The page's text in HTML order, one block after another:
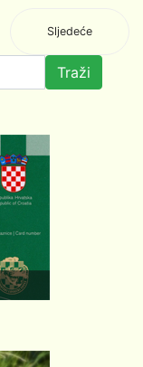
Sljedeće
Traži